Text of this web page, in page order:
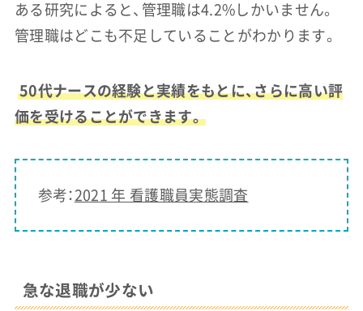
ある研究によると、管理職は4.2%しかいません。
管理職はどこも不足していることがわかります。
50代ナースの経験と実績をもとに、さらに高い評
価を受けることができます。
参考： 2021 年 看護職員実態調査
急な退職が少ない